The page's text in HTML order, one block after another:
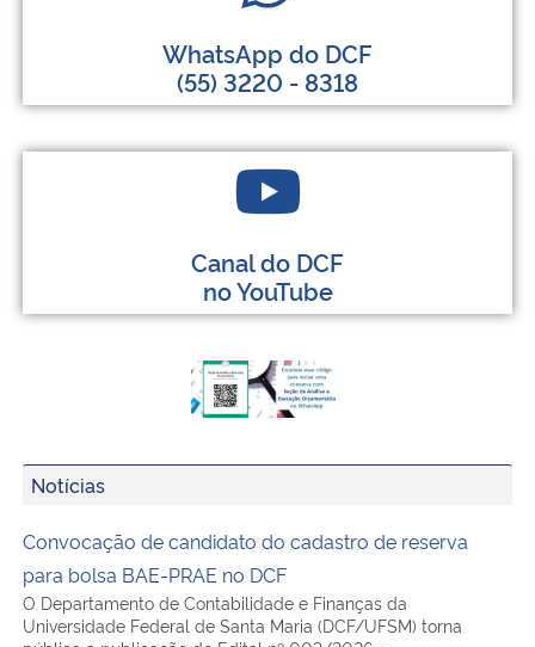
WhatsApp do DCF
(55) 3220 - 8318
Canal do DCF
no YouTube
Notícias
Convocação de candidato do cadastro de reserva
para bolsa BAE-PRAE no DCF
O Departamento de Contabilidade e Finanças da
Universidade Federal de Santa Maria (DCF/UFSM) torna